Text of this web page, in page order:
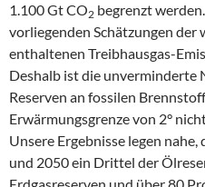
1.100 Gt CO2 begrenzt
vorliegenden Schätzungen der
enthaltenen Treibhausgas-
Deshalb ist die unverminderte
Reserven an fossilen
Erwärmungsgrenze von 2°
Unsere Ergebnisse legen
und 2050 ein Drittel der